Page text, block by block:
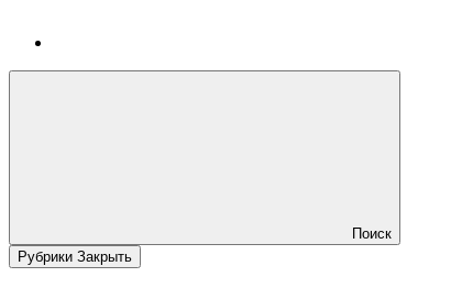
Поиск
Рубрики Закрыть